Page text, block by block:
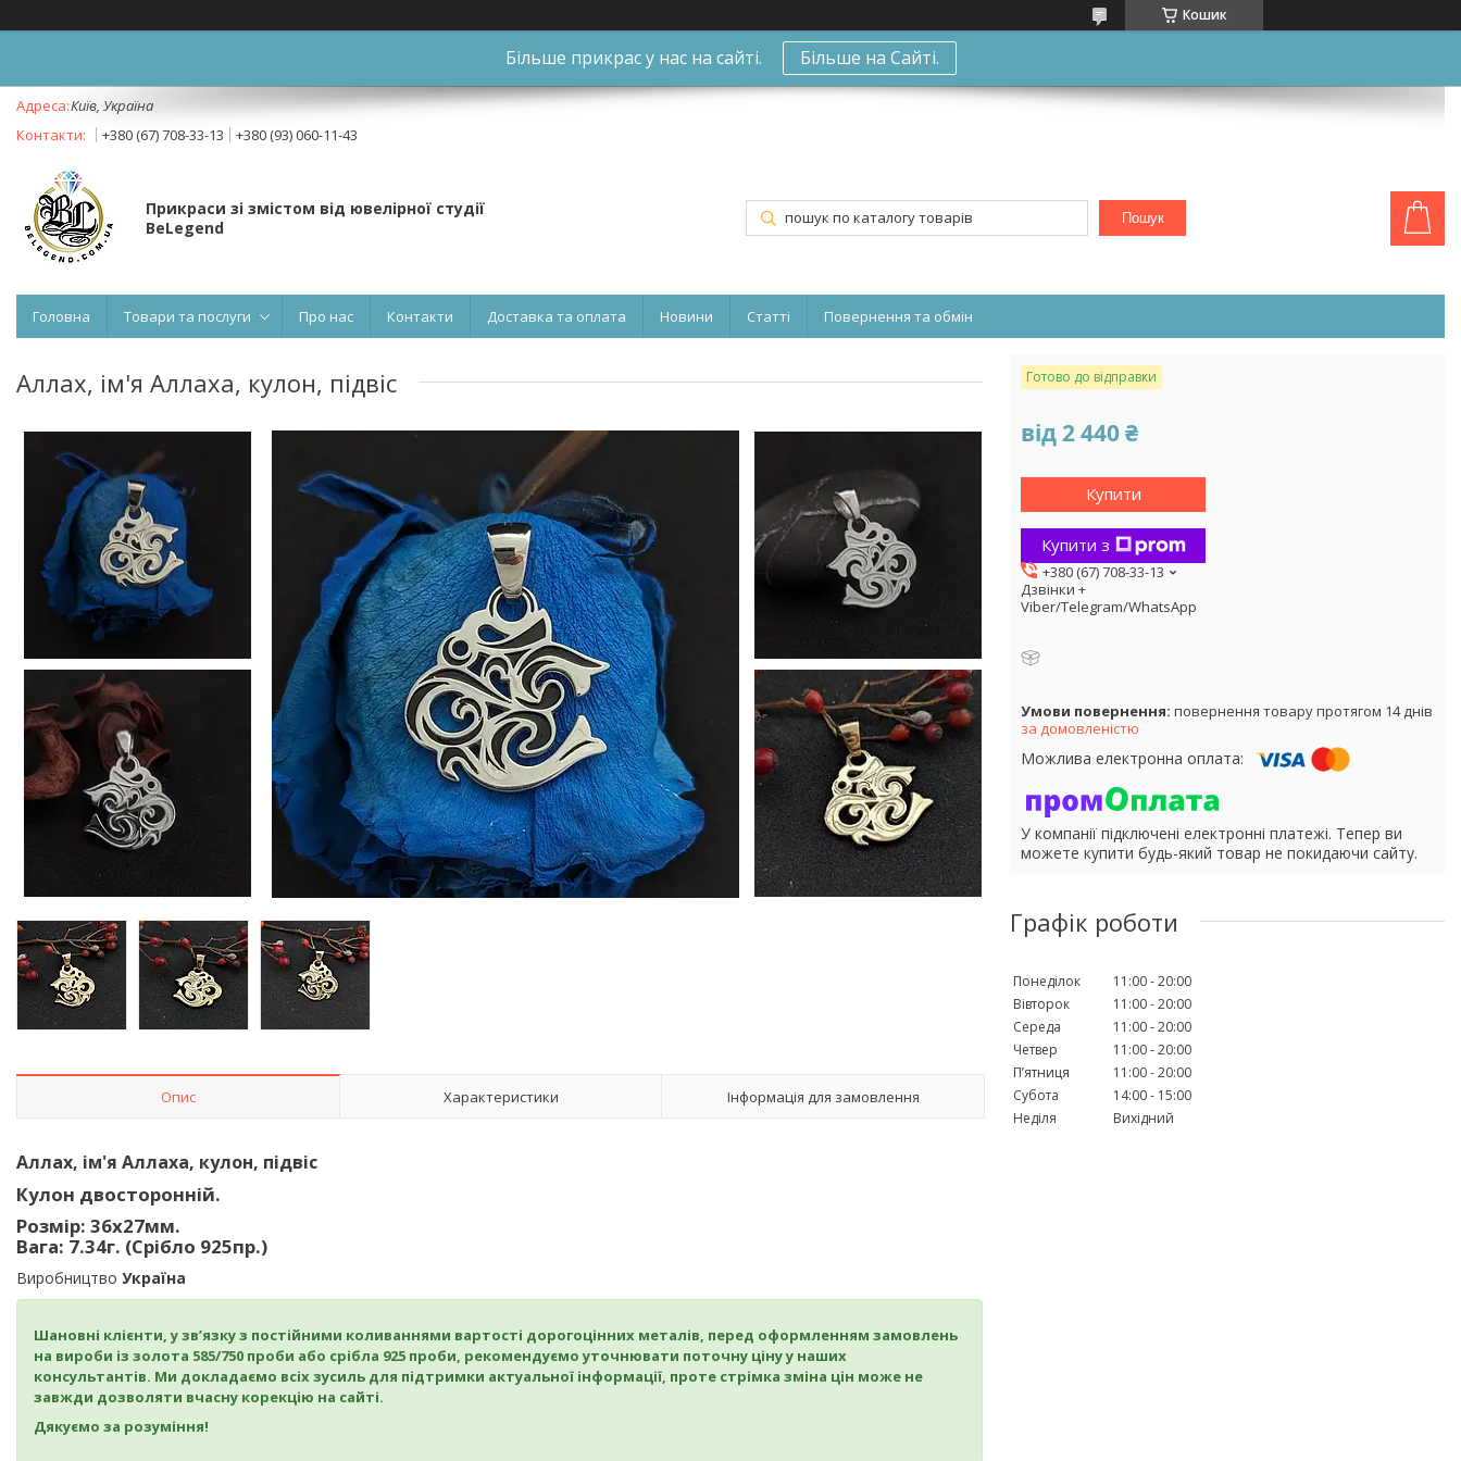
Кошик
Більше прикрас у нас на сайті. Більше на Сайті.
Київ, Україна
+380 (67) 708-33-13
+380 (93) 060-11-43
Прикраси зі змістом від ювелірної студії
BeLegend
Пошук
Головна Товари та послуги Про нас Контакти Доставка та оплата Новини Статті Повернення та обмін
Аллах, ім'я Аллаха, кулон, підвіс
Опис Характеристики Інформація для замовлення
Аллах, ім'я Аллаха, кулон, підвіс
Кулон двосторонній.
Розмір: 36х27мм.
Вага: 7.34г. (Срібло 925пр.)
Виробництво Україна
Шановні клієнти, у зв’язку з постійними коливаннями вартості дорогоцінних металів, перед оформленням замовлень
на вироби із золота 585/750 проби або срібла 925 проби, рекомендуємо уточнювати поточну ціну у наших
консультантів. Ми докладаємо всіх зусиль для підтримки актуальної інформації, проте стрімка зміна цін може не
завжди дозволяти вчасну корекцію на сайті.
Дякуємо за розуміння!
Готово до відправки
від2 440 ₴
Купити
Купити з
+380 (67) 708-33-13
Дзвінки +
Viber/Telegram/WhatsApp
повернення товару протягом 14 днів
за домовленістю
У компанії підключені електронні платежі. Тепер ви
можете купити будь-який товар не покидаючи сайту.
Графік роботи
Понеділок 11:00 20:00
Вівторок
11:00 20:00
Середа
11:00 20:00
Четвер
11:00 20:00
Пʼятниця
11:00 20:00
Субота
14:00
15:00
Неділя
Вихідний